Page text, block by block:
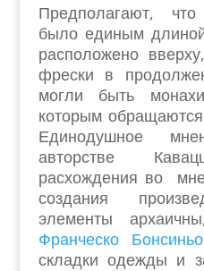
Предполагают,
было единым
расположено
фрески в
могли быть
которым
Единодушное
авторстве
расхождения во
создания
элементы
Франческо
складки одежды и